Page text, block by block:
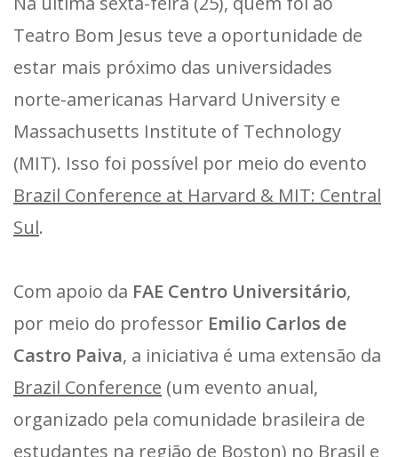
Teatro Bom Jesus teve a oportunidade de
estar mais próximo das universidades
norte-americanas Harvard University e
Massachusetts Institute of Technology
(MIT). Isso foi possível por meio do evento
Brazil Conference at Harvard & MIT: Central
Sul.
Com apoio da FAE Centro Universitário,
por meio do professor Emilio Carlos de
Castro Paiva, a iniciativa é uma extensão da
Brazil Conference (um evento anual,
organizado pela comunidade brasileira de
estudantes na região de Boston) no Brasil e